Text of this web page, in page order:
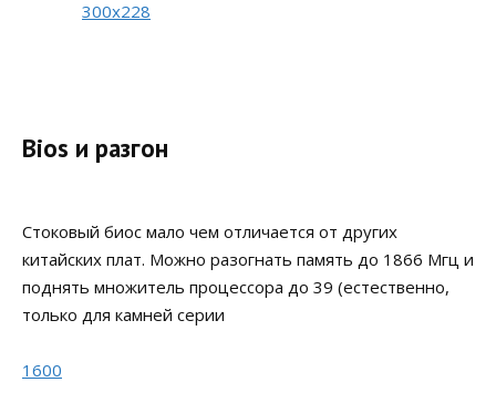
Bios и разгон
Стоковый биос мало чем отличается от других
китайских плат. Можно разогнать память до 1866 Мгц и
поднять множитель процессора до 39 (естественно,
только для камней серии
1600